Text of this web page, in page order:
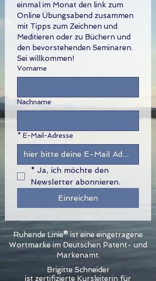
einmal im Monat den link zum
Online Übungsabend zusammen
mit Tipps zum Zeichnen und
Meditieren oder zu Büchern und
den bevorstehenden Seminaren.
Sei willkommen!
Vorname
Nachname
* E-Mail-Adresse
* Ja, ich möchte den
Newsletter abonnieren.
Einreichen
Ruhende Linie® ist eine eingetragene
Wortmarke im Deutschen Patent- und
Markenamt.
Brigitte Schneider
ist zertifizierte Kursleiterin für